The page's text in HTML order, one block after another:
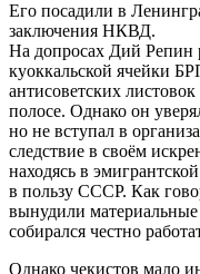
Его посадили в
заключения НКВД.
На допросах Дий Репин
куоккальской ячейки
антисоветских
полосе. Однако он
но не вступал в
следствие в своём
находясь в
в пользу СССР. Как
вынудили
собирался честно
Однако чекистов мало